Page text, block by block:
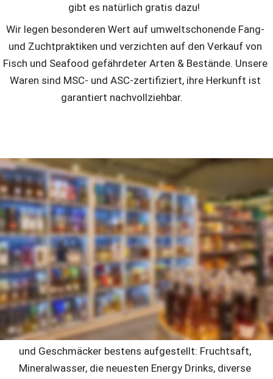
gibt es natürlich gratis dazu!
Wir legen besonderen Wert auf umweltschonende Fang-
und Zuchtpraktiken und verzichten auf den Verkauf von
Fisch und Seafood gefährdeter Arten & Bestände. Unsere
Waren sind MSC- und ASC-zertifiziert, ihre Herkunft ist
garantiert nachvollziehbar.
Lebensmittel + Getränke bei multi
Wir haben das größte Lebensmittel-Sortiment
Ostfrieslands: neben einer enormen Auswahl an
Grundnahrungsmitteln ist unser Anspruch, auch für
spezielle Bedürfnisse die richtigen Produkte im Angebot zu
haben – und alles, was Bio, vegetarisch, vegan oder neu auf
den Markt ist, sowieso.
Auch unsere Getränkeabteilungen sind für alle Vorlieben
und Geschmäcker bestens aufgestellt: Fruchtsaft,
Mineralwasser, die neuesten Energy Drinks, diverse